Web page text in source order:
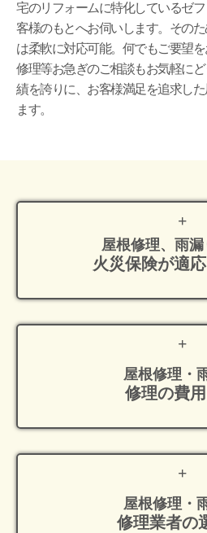
宅のリフォームに特化しているゼ
客様のもとへお伺いします。その
は柔軟に対応可能。何でもご要望
修理等お急ぎのご相談もお気軽にど
績を誇りに、お客様満足を追求し
ます。
屋根修理、雨
火災保険が適応
屋根修理・
修理の費
屋根修理・
修理業者の